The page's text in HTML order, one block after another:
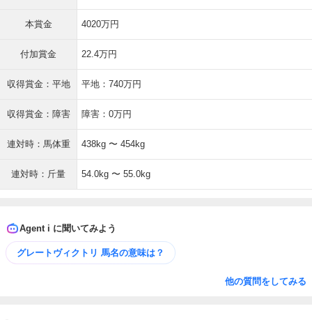
本賞金 4020万円
付加賞金 22.4万円
収得賞金：平地 平地：740万円
収得賞金：障害 障害：0万円
連対時：馬体重 438kg 〜 454kg
連対時：斤量 54.0kg 〜 55.0kg
Agent i に聞いてみよう
グレートヴィクトリ 馬名の意味は？
他の質問をしてみる